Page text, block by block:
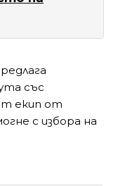
със
екип от
с избора на